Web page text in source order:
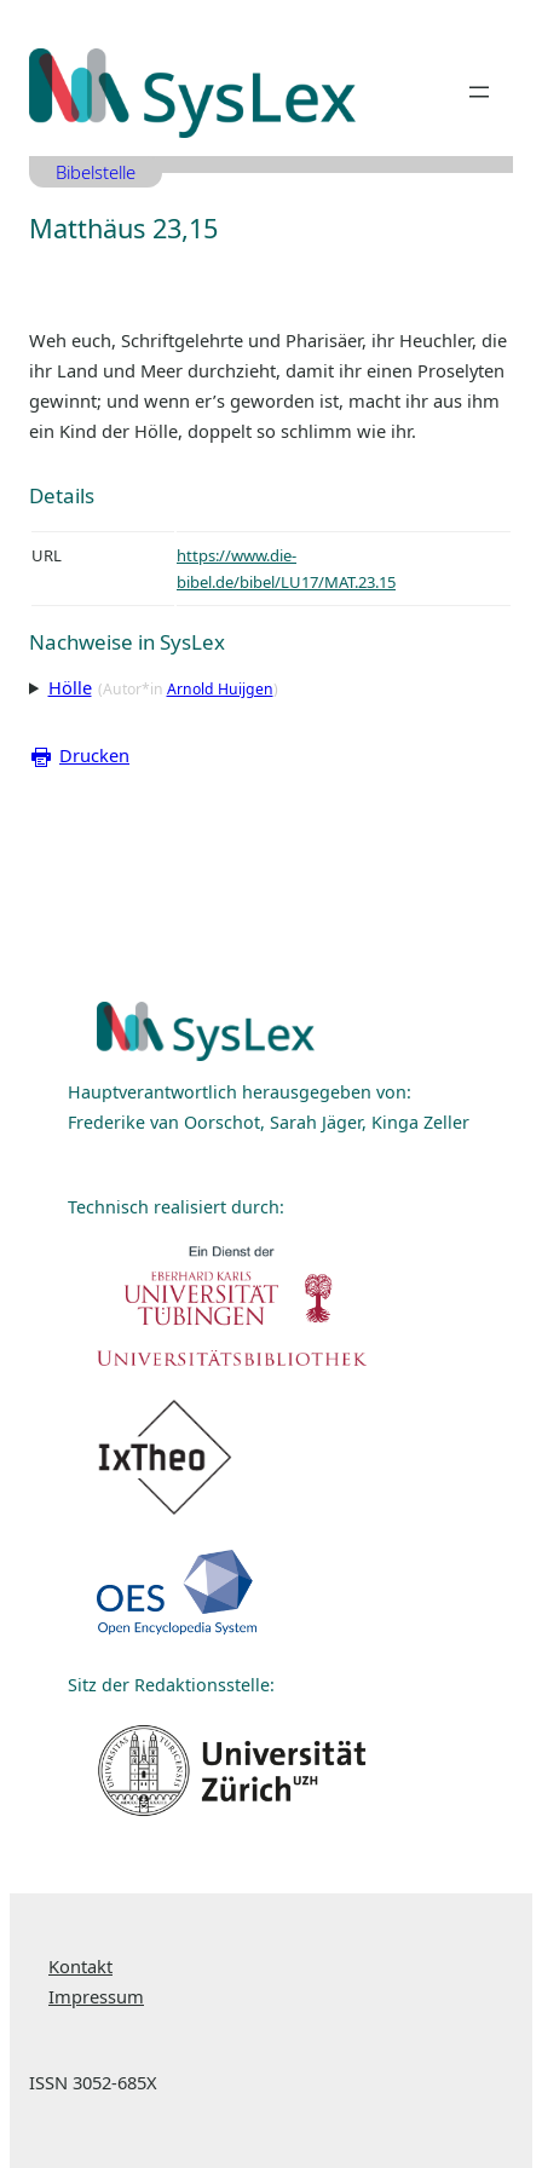
Inhalt
springen
Bibelstelle
Matthäus 23,15
Weh euch, Schriftgelehrte und Pharisäer, ihr Heuchler, die
ihr Land und Meer durchzieht, damit ihr einen Proselyten
gewinnt; und wenn er’s geworden ist, macht ihr aus ihm
ein Kind der Hölle, doppelt so schlimm wie ihr.
Details
URL
https://www.die-
bibel.de/bibel/LU17/MAT.23.15
Nachweise in SysLex
Hölle (Autor*in Arnold Huijgen)
Drucken
Hauptverantwortlich herausgegeben von:
Frederike van Oorschot, Sarah Jäger, Kinga Zeller
Technisch realisiert durch:
Sitz der Redaktionsstelle:
Kontakt
Impressum
ISSN 3052-685X